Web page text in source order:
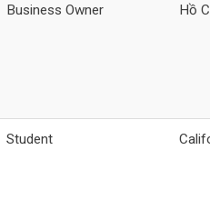
Business Owner Hồ
Student